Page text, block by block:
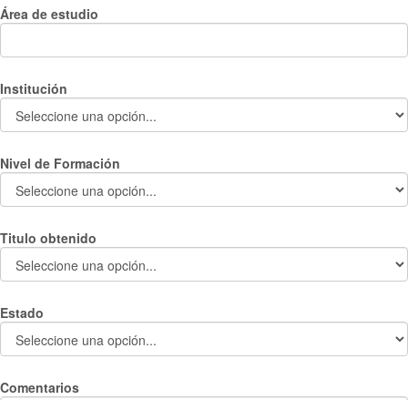
Área de estudio
Institución
Nivel de Formación
Titulo obtenido
Estado
Comentarios